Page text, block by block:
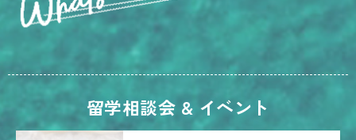
留学相談会 & イベント